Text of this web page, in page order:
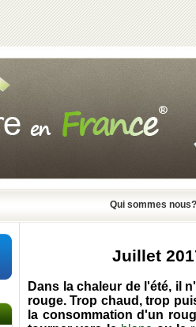
Qui sommes nous?
Juillet
Dans la chaleur de l'été, il
rouge. Trop chaud, trop
la consommation d'un